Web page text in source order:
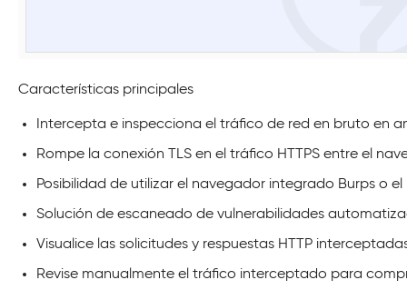
Características principales
Intercepta e inspecciona el tráfico de red en bruto en
Rompe la conexión TLS en el tráfico HTTPS entre el
Posibilidad de utilizar el navegador integrado Burps o
Solución de escaneado de vulnerabilidades
Visualice las solicitudes y respuestas HTTP
Revise manualmente el tráfico interceptado para